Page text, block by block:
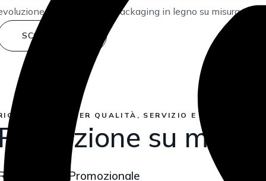
del mondo del “packaging in legno su misura “.
SCOPRI DI PIÙ
PER QUALITÀ, SERVIZIO E SOLUZIONI
su
e Promozionale